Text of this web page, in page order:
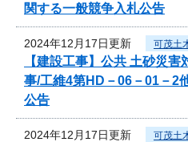
関する一般競争入札公告
2024年12月17日更新 可茂土
【建設工事】公共 土砂災
事/工維4第HD－06－01－2
公告
2024年12月17日更新 可茂土